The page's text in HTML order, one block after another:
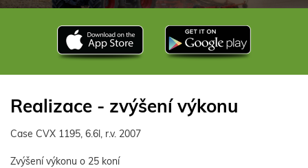
Realizace - zvýšení výkonu
Case CVX 1195, 6.6l, r.v. 2007
Zvýšení výkonu o 25 koní